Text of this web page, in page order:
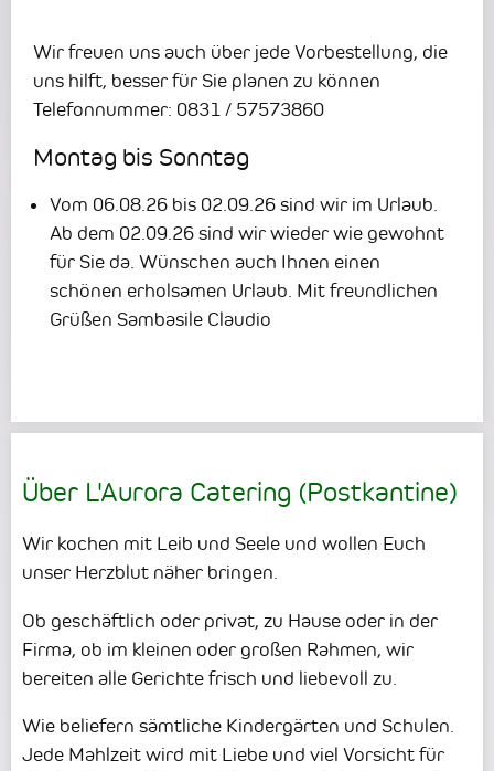
Wir freuen uns auch über jede Vorbestellung, die
uns hilft, besser für Sie planen zu können
Telefonnummer: 0831 / 57573860
Montag bis Sonntag
Vom 06.08.26 bis 02.09.26 sind wir im Urlaub.
Ab dem 02.09.26 sind wir wieder wie gewohnt
für Sie da. Wünschen auch Ihnen einen
schönen erholsamen Urlaub. Mit freundlichen
Grüßen Sambasile Claudio
Über L'Aurora Catering (Postkantine)
Wir kochen mit Leib und Seele und wollen Euch
unser Herzblut näher bringen.
Ob geschäftlich oder privat, zu Hause oder in der
Firma, ob im kleinen oder großen Rahmen, wir
bereiten alle Gerichte frisch und liebevoll zu.
Wie beliefern sämtliche Kindergärten und Schulen.
Jede Mahlzeit wird mit Liebe und viel Vorsicht für